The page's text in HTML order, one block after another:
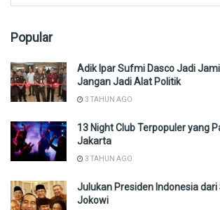
Popular
Adik Ipar Sufmi Dasco Jadi
Jangan Jadi Alat Politik
3 TAHUN AGO
13 Night Club Terpopuler yang
Jakarta
3 TAHUN AGO
Julukan Presiden Indonesia
Jokowi